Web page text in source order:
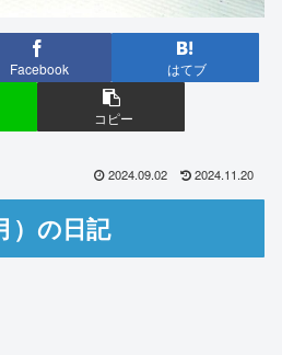
Facebook はてブ
コピー
2024.09.02 2024.11.20
）の日記